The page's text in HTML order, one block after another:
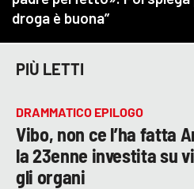
PIÙ LETTI
DRAMMATICO EPILOGO
Vibo, non ce l’ha fatta
la 23enne investita su
gli organi